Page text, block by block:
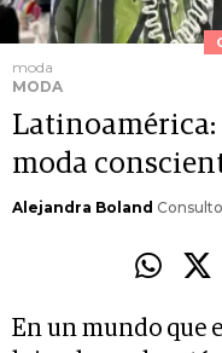
moda
MODA
Latinoamérica:
moda
Alejandra Boland
En un mundo que